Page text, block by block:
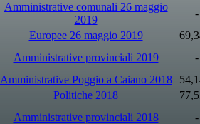
Amministrative comunali 26 maggio
2019
-
Europee 26 maggio 2019
Amministrative provinciali 2019
-
Amministrative Poggio a Caiano 2018
Politiche 2018
Amministrative provinciali 2018
-